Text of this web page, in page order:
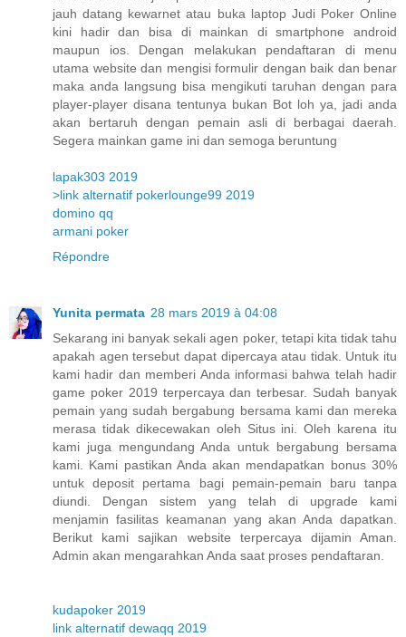
jauh datang kewarnet atau buka laptop Judi Poker Online
kini hadir dan bisa di mainkan di smartphone android
maupun ios. Dengan melakukan pendaftaran di menu
utama website dan mengisi formulir dengan baik dan benar
maka anda langsung bisa mengikuti taruhan dengan para
player-player disana tentunya bukan Bot loh ya, jadi anda
akan bertaruh dengan pemain asli di berbagai daerah.
Segera mainkan game ini dan semoga beruntung
lapak303 2019
>link alternatif pokerlounge99 2019
domino qq
armani poker
Répondre
Yunita permata 28 mars 2019 à 04:08
Sekarang ini banyak sekali agen poker, tetapi kita tidak tahu
apakah agen tersebut dapat dipercaya atau tidak. Untuk itu
kami hadir dan memberi Anda informasi bahwa telah hadir
game poker 2019 terpercaya dan terbesar. Sudah banyak
pemain yang sudah bergabung bersama kami dan mereka
merasa tidak dikecewakan oleh Situs ini. Oleh karena itu
kami juga mengundang Anda untuk bergabung bersama
kami. Kami pastikan Anda akan mendapatkan bonus 30%
untuk deposit pertama bagi pemain-pemain baru tanpa
diundi. Dengan sistem yang telah di upgrade kami
menjamin fasilitas keamanan yang akan Anda dapatkan.
Berikut kami sajikan website terpercaya dijamin Aman.
Admin akan mengarahkan Anda saat proses pendaftaran.
kudapoker 2019
link alternatif dewaqq 2019